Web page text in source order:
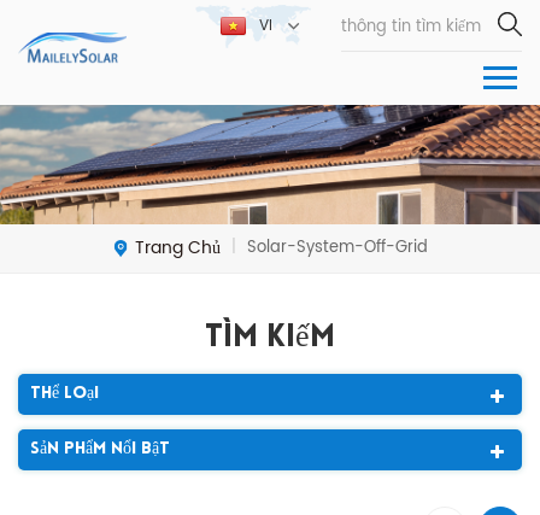
VI
Trang Chủ | Solar-System-Off-Grid
Tìm Kiếm
Thể Loại
Sản Phẩm Nổi Bật